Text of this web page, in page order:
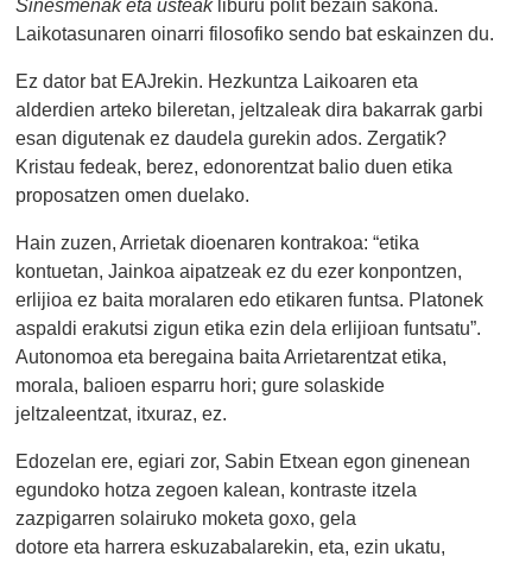
Sinesmenak eta usteak liburu polit bezain sakona.
Laikotasunaren oinarri filosofiko sendo bat eskainzen du.
Ez dator bat EAJrekin. Hezkuntza Laikoaren eta
alderdien arteko bileretan, jeltzaleak dira bakarrak garbi
esan digutenak ez daudela gurekin ados. Zergatik?
Kristau fedeak, berez, edonorentzat balio duen etika
proposatzen omen duelako.
Hain zuzen, Arrietak dioenaren kontrakoa: “etika
kontuetan, Jainkoa aipatzeak ez du ezer konpontzen,
erlijioa ez baita moralaren edo etikaren funtsa. Platonek
aspaldi erakutsi zigun etika ezin dela erlijioan funtsatu”.
Autonomoa eta beregaina baita Arrietarentzat etika,
morala, balioen esparru hori; gure solaskide
jeltzaleentzat, itxuraz, ez.
Edozelan ere, egiari zor, Sabin Etxean egon ginenean
egundoko hotza zegoen kalean, kontraste itzela
zazpigarren solairuko moketa goxo, gela
dotore eta harrera eskuzabalarekin, eta, ezin ukatu,